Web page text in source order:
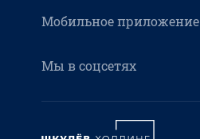
Мобильное приложение
Мы в соцсетях